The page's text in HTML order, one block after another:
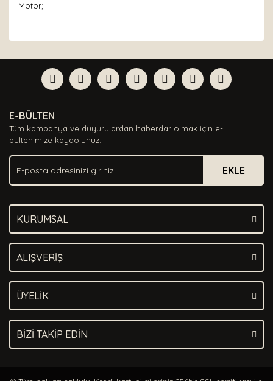
Motor;
Yorum Yaz
formunu kullanarak tarafımıza iletebilirsiniz.
Görüş ve önerileriniz için teşekkür ederiz.
Ürün açıklamasında eksik bilgiler bulunuyor.
Ürün bilgilerinde hatalar bulunuyor.
Ürün fiyatı diğer sitelerden daha pahalı.
Bu ürüne benzer farklı alternatifler olmalı.
E-BÜLTEN
Tüm kampanya ve duyurulardan haberdar olmak için e-
bültenimize kaydolunuz.
EKLE
KURUMSAL
ALIŞVERİŞ
ÜYELİK
BİZİ TAKİP EDİN